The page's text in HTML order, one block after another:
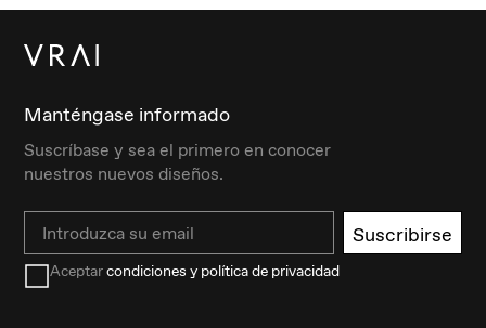
Manténgase informado
Suscríbase y sea el primero en conocer
nuestros nuevos diseños.
Email Suscribirse
Aceptarcondiciones y política de privacidad